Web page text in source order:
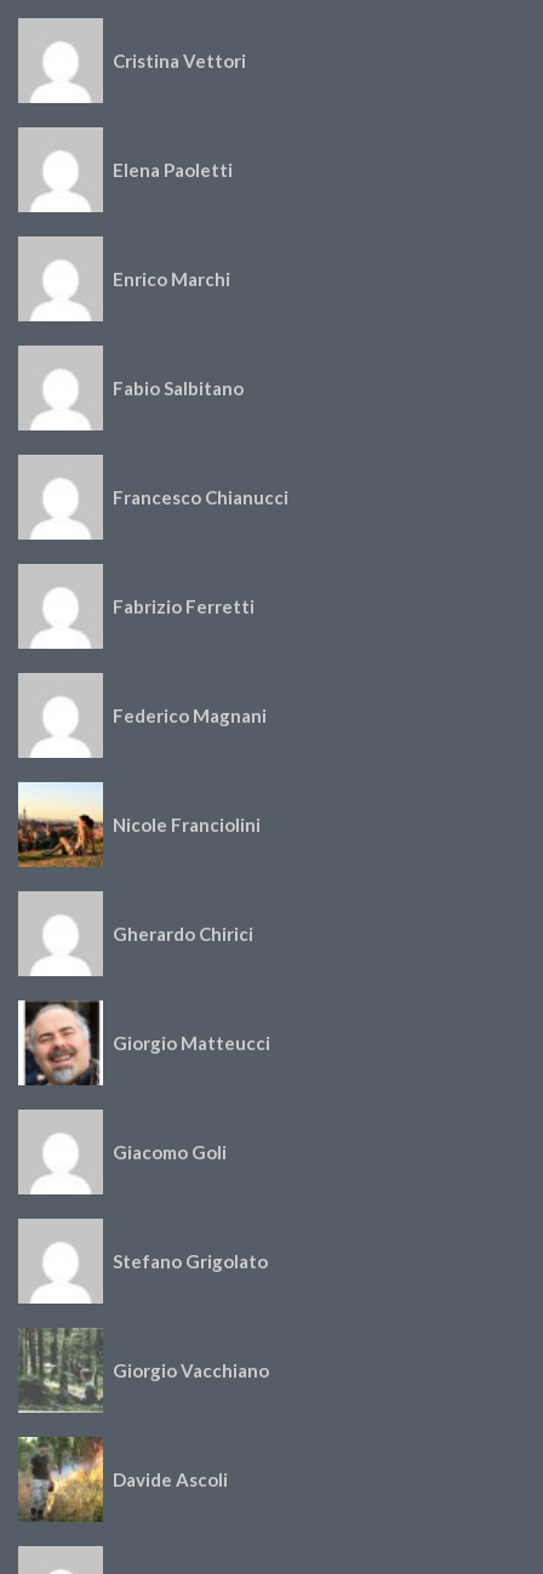
Cristina Vettori
Elena Paoletti
Enrico Marchi
Fabio Salbitano
Francesco Chianucci
Fabrizio Ferretti
Federico Magnani
Nicole Franciolini
Gherardo Chirici
Giorgio Matteucci
Giacomo Goli
Stefano Grigolato
Giorgio Vacchiano
Davide Ascoli